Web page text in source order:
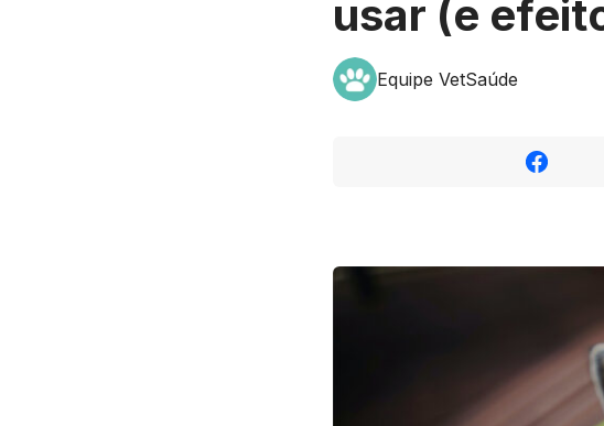
usar (e
Equipe VetSaúde